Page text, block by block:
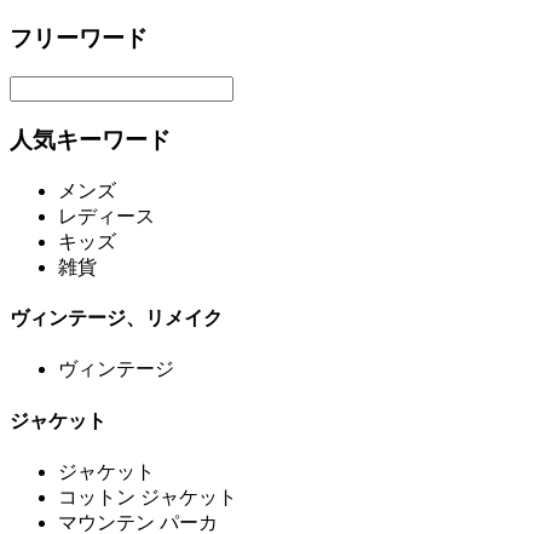
フリーワード
人気キーワード
メンズ
レディース
キッズ
雑貨
ヴィンテージ、リメイク
ヴィンテージ
ジャケット
ジャケット
コットン ジャケット
マウンテン パーカ